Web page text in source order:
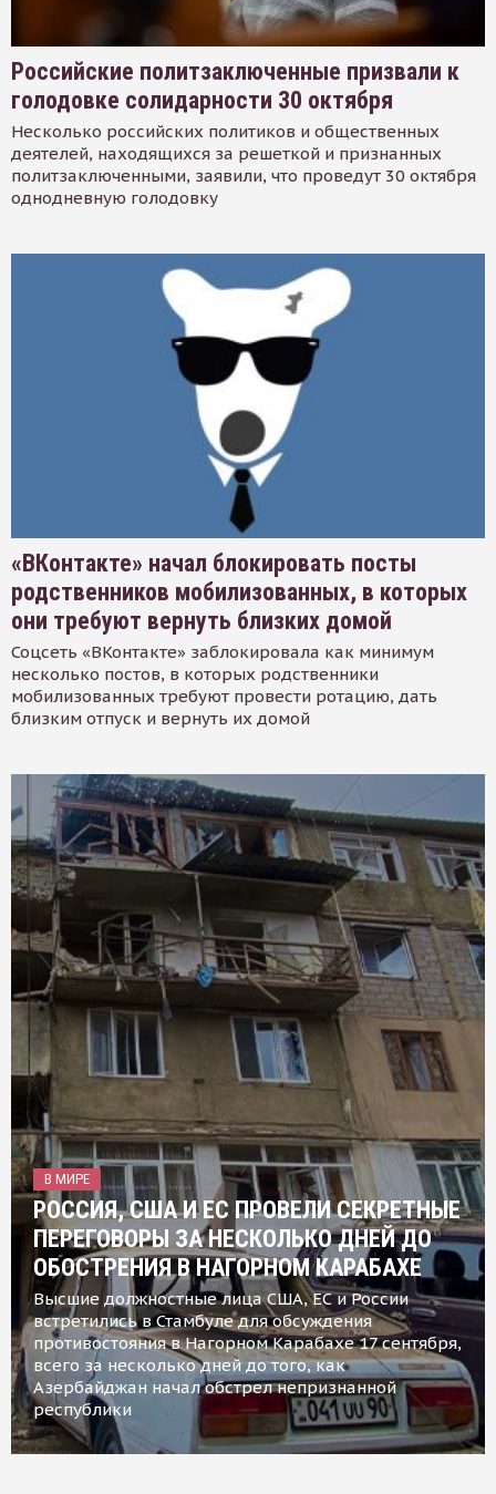
Российские политзаключенные призвали к
голодовке солидарности 30 октября
Несколько российских политиков и общественных
деятелей, находящихся за решеткой и признанных
политзаключенными, заявили, что проведут 30 октября
однодневную голодовку
«ВКонтакте» начал блокировать посты
родственников мобилизованных, в которых
они требуют вернуть близких домой
Соцсеть «ВКонтакте» заблокировала как минимум
несколько постов, в которых родственники
мобилизованных требуют провести ротацию, дать
близким отпуск и вернуть их домой
В МИРЕ
РОССИЯ, США И ЕС ПРОВЕЛИ СЕКРЕТНЫЕ
ПЕРЕГОВОРЫ ЗА НЕСКОЛЬКО ДНЕЙ ДО
ОБОСТРЕНИЯ В НАГОРНОМ КАРАБАХЕ
Высшие должностные лица США, ЕС и России
встретились в Стамбуле для обсуждения
противостояния в Нагорном Карабахе 17 сентября,
всего за несколько дней до того, как
Азербайджан начал обстрел непризнанной
республики